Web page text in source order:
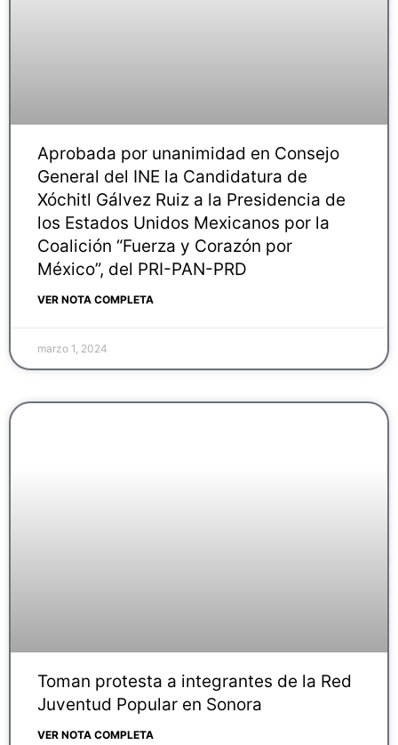
Aprobada por unanimidad en Consejo
General del INE la Candidatura de
Xóchitl Gálvez Ruiz a la Presidencia de
los Estados Unidos Mexicanos por la
Coalición “Fuerza y Corazón por
México”, del PRI-PAN-PRD
VER NOTA COMPLETA
marzo 1, 2024
Toman protesta a integrantes de la Red
Juventud Popular en Sonora
VER NOTA COMPLETA